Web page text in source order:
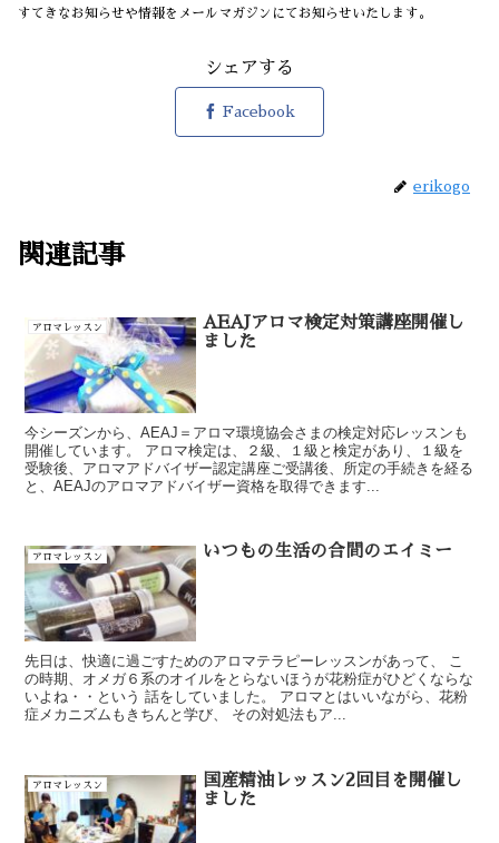
すてきなお知らせや情報をメールマガジンにてお知らせいたします。
シェアする
Facebook
erikogo
関連記事
アロマレッスン
AEAJアロマ検定対策講座開催し
ました
今シーズンから、AEAJ＝アロマ環境協会さまの検定対応レッスンも
開催しています。 アロマ検定は、２級、１級と検定があり、１級を
受験後、アロマアドバイザー認定講座ご受講後、所定の手続きを経る
と、AEAJのアロマアドバイザー資格を取得できます...
アロマレッスン いつもの生活の合間のエイミー
先日は、快適に過ごすためのアロマテラピーレッスンがあって、 こ
の時期、オメガ６系のオイルをとらないほうが花粉症がひどくならな
いよね・・という 話をしていました。 アロマとはいいながら、花粉
症メカニズムもきちんと学び、 その対処法もア...
アロマレッスン
国産精油レッスン2回目を開催し
ました